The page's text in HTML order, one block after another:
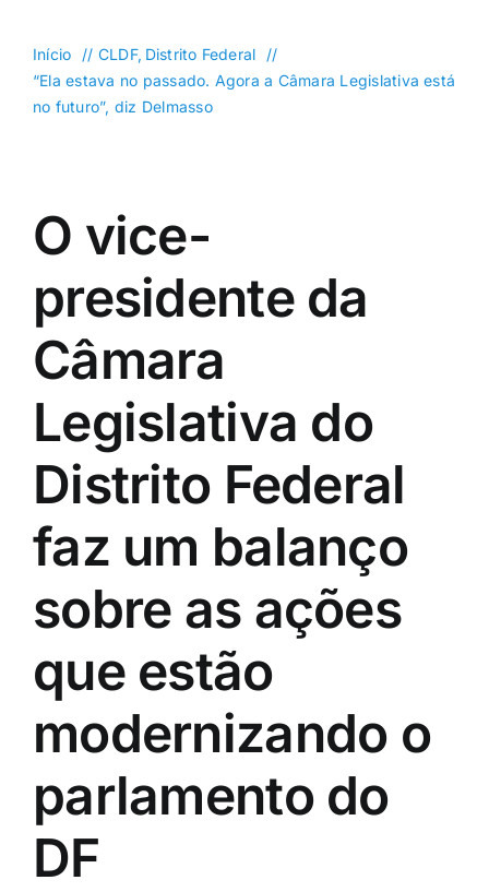
Goiás
Política
Entretenimento
Colunas e Blogs
Buscar
resultados
para:
Início CLDF Distrito Federal
“Ela estava no passado. Agora a Câmara Legislativa está
no futuro”, diz Delmasso
O vice-
presidente da
Câmara
Legislativa do
Distrito Federal
faz um balanço
sobre as ações
que estão
modernizando o
parlamento do
DF